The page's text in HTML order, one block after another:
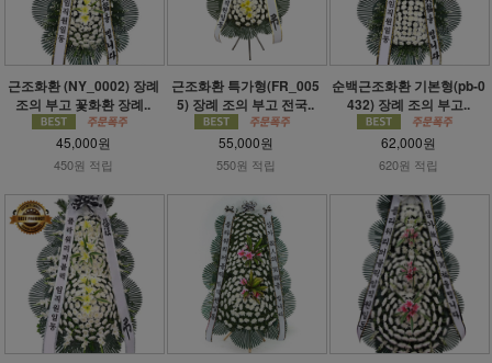
근조화환 (NY_0002) 장례
조의 부고 꽃화환 장례..
45,000원
450원 적립
근조화환 특가형(FR_005
5) 장례 조의 부고 전국..
55,000원
550원 적립
순백근조화환 기본형(pb-0
432) 장례 조의 부고..
62,000원
620원 적립